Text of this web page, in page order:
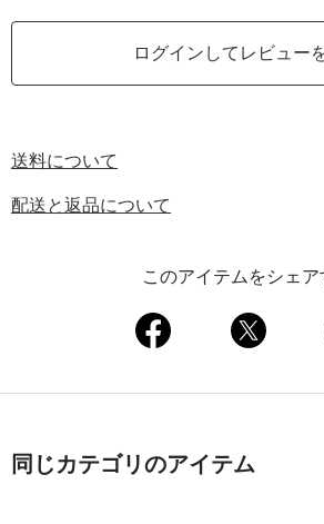
ログインしてレビュー
送料について
配送と返品について
このアイテムをシェア
同じカテゴリのアイテム